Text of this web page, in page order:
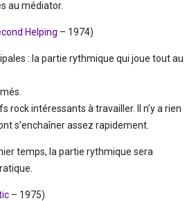
au médiator.
Helping – 1974)
: la partie rythmique qui joue tout au
rock intéressants à travailler. Il n’y a rien
s’enchaîner assez rapidement.
temps, la partie rythmique sera
– 1975)